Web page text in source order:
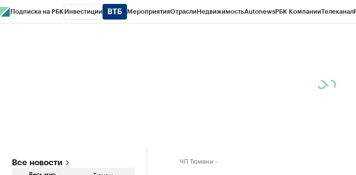
Подписка на РБК Инвестиции МероприятияОтраслиНедвижимостьAutonewsРБК КомпанииТелеканал
Все новости ЧП Тюмени